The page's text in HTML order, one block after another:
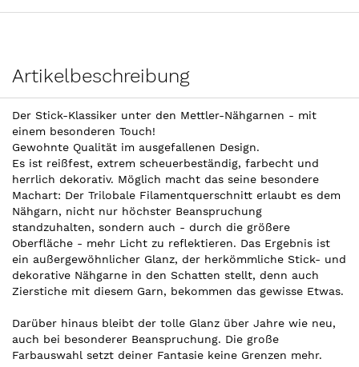
Artikelbeschreibung
Der Stick-Klassiker unter den Mettler-Nähgarnen - mit
einem besonderen Touch!
Gewohnte Qualität im ausgefallenen Design.
Es ist reißfest, extrem scheuerbeständig, farbecht und
herrlich dekorativ. Möglich macht das seine besondere
Machart: Der Trilobale Filamentquerschnitt erlaubt es dem
Nähgarn, nicht nur höchster Beanspruchung
standzuhalten, sondern auch - durch die größere
Oberfläche - mehr Licht zu reflektieren. Das Ergebnis ist
ein außergewöhnlicher Glanz, der herkömmliche Stick- und
dekorative Nähgarne in den Schatten stellt, denn auch
Zierstiche mit diesem Garn, bekommen das gewisse Etwas.
Darüber hinaus bleibt der tolle Glanz über Jahre wie neu,
auch bei besonderer Beanspruchung. Die große
Farbauswahl setzt deiner Fantasie keine Grenzen mehr.